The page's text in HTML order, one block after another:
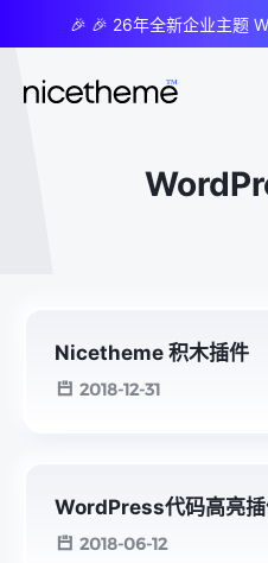
🎉 🎉 26年全新企业主题
Nicetheme 积木插件
2018-12-31
WordPress代码高亮
2018-06-12